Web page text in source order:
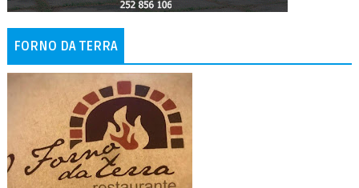
FORNO DA TERRA